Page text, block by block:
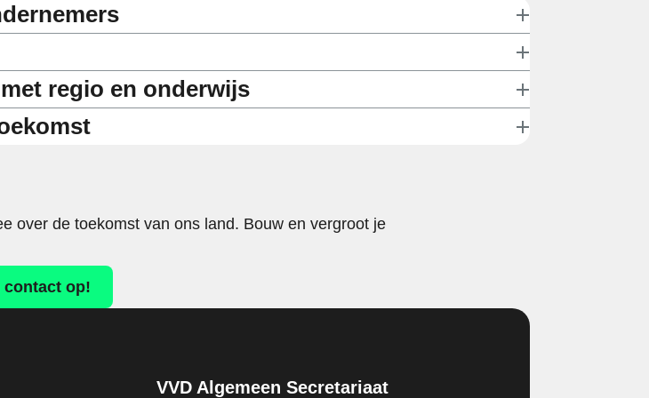
regio en onderwijs
over de toekomst van ons land. Bouw en vergroot je
contact op!
VVD Algemeen Secretariaat